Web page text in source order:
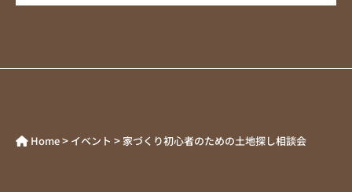
Home> イベント > 家づくり初心者のための土地探し相談会